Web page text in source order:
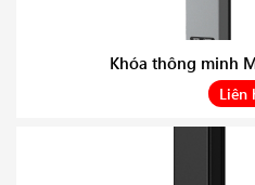
Khóa thông minh
Liên